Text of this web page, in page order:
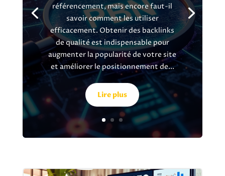
référencement, mais encore faut-il
savoir comment les utiliser
efficacement. Obtenir des backlinks
de qualité est indispensable pour
augmenter la popularité de votre site
et améliorer le positionnement de...
Lire plus